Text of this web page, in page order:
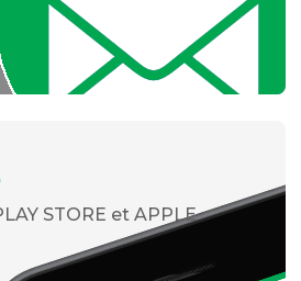
STORE et APPLE